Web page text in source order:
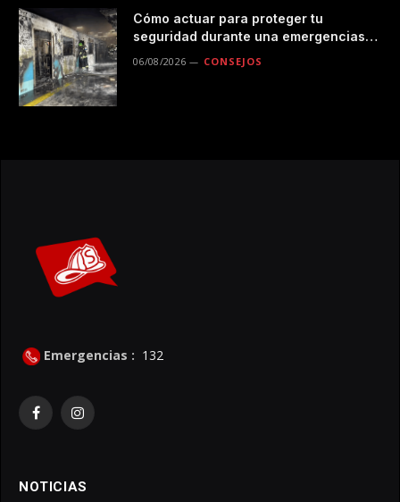
Cómo actuar para proteger tu
seguridad durante una emergencias
06/08/2026 CONSEJOS
Emergencias : 132
FacebookInstagram
NOTICIAS